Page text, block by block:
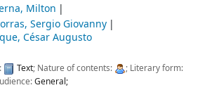
Milton
Sergio Giovanny
César Augusto
Text; Nature of contents:
; Literary form:
General;